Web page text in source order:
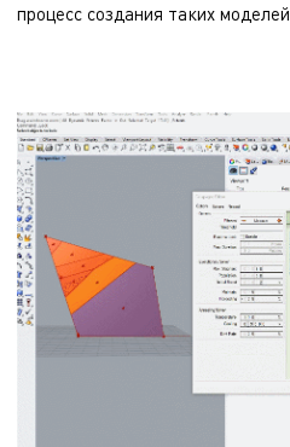
процесс создания таких моделей.